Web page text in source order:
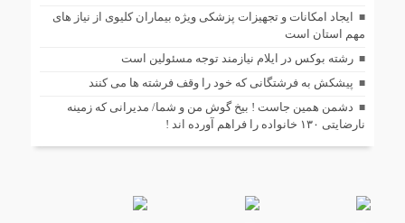
ایجاد امکانات و تجهیزات پزشکی ویژه بیماران کلیوی از نیاز های
مهم استان است
رشته بوکس در ایلام نیازمند توجه مسئولین است
پیشکش به فرشتگانی که خود را وقف فرشته ها می کنند
دشمن همین جاست ! بیخ گوش من و شما/ مدیرانی که زمینه
نارضایتی ۱۳۰ خانواده را فراهم آورده اند !